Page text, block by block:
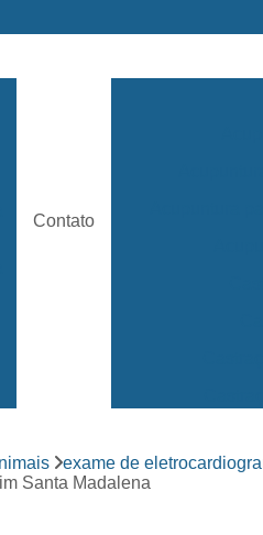
Contato
Clínica
exame de
Santa Madalena